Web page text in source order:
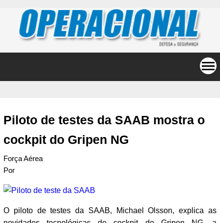
Piloto de testes da SAAB mostra o
cockpit do Gripen NG
Força Aérea
Por
O piloto de testes da SAAB, Michael Olsson, explica as